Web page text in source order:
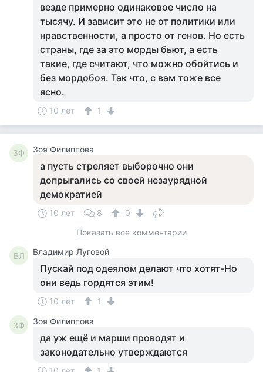
везде примерно одинаковое число на
тысячу. И зависит это не от политики или
нравственности, а просто от генов. Но есть
страны, где за это морды бьют, а есть
такие, где считают, что можно обойтись и
без мордобоя. Так что, с вам тоже все
ясно.
10 лет 1
ЗФ Зоя Филиппова
а пусть стреляет выборочно они
допрыгались со своей незаурядной
демократией
10 лет 8
0
Показать все комментарии
ВЛ Владимир Луговой
Пускай под одеялом делают что хотят-Но
они ведь гордятся этим!
10 лет 1
ЗФ Зоя Филиппова
да уж ещё и марши проводят и
законодательно утверждаются